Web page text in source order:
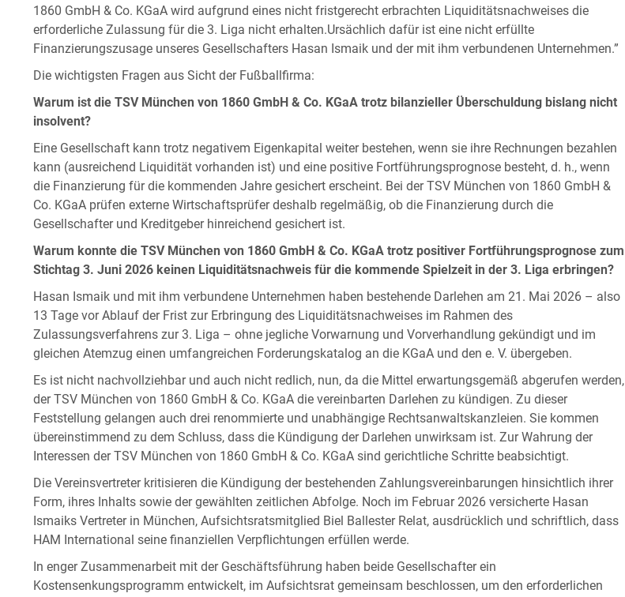
1860 GmbH & Co. KGaA wird aufgrund eines nicht fristgerecht erbrachten Liquiditätsnachweises die
erforderliche Zulassung für die 3. Liga nicht erhalten.Ursächlich dafür ist eine nicht erfüllte
Finanzierungszusage unseres Gesellschafters Hasan Ismaik und der mit ihm verbundenen Unternehmen.”
Die wichtigsten Fragen aus Sicht der Fußballfirma:
Warum ist die TSV München von 1860 GmbH & Co. KGaA trotz bilanzieller Überschuldung bislang nicht
insolvent?
Eine Gesellschaft kann trotz negativem Eigenkapital weiter bestehen, wenn sie ihre Rechnungen bezahlen
kann (ausreichend Liquidität vorhanden ist) und eine positive Fortführungsprognose besteht, d. h., wenn
die Finanzierung für die kommenden Jahre gesichert erscheint. Bei der TSV München von 1860 GmbH &
Co. KGaA prüfen externe Wirtschaftsprüfer deshalb regelmäßig, ob die Finanzierung durch die
Gesellschafter und Kreditgeber hinreichend gesichert ist.
Warum konnte die TSV München von 1860 GmbH & Co. KGaA trotz positiver Fortführungsprognose zum
Stichtag 3. Juni 2026 keinen Liquiditätsnachweis für die kommende Spielzeit in der 3. Liga erbringen?
Hasan Ismaik und mit ihm verbundene Unternehmen haben bestehende Darlehen am 21. Mai 2026 – also
13 Tage vor Ablauf der Frist zur Erbringung des Liquiditätsnachweises im Rahmen des
Zulassungsverfahrens zur 3. Liga – ohne jegliche Vorwarnung und Vorverhandlung gekündigt und im
gleichen Atemzug einen umfangreichen Forderungskatalog an die KGaA und den e. V. übergeben.
Es ist nicht nachvollziehbar und auch nicht redlich, nun, da die Mittel erwartungsgemäß abgerufen werden,
der TSV München von 1860 GmbH & Co. KGaA die vereinbarten Darlehen zu kündigen. Zu dieser
Feststellung gelangen auch drei renommierte und unabhängige Rechtsanwaltskanzleien. Sie kommen
übereinstimmend zu dem Schluss, dass die Kündigung der Darlehen unwirksam ist. Zur Wahrung der
Interessen der TSV München von 1860 GmbH & Co. KGaA sind gerichtliche Schritte beabsichtigt.
Die Vereinsvertreter kritisieren die Kündigung der bestehenden Zahlungsvereinbarungen hinsichtlich ihrer
Form, ihres Inhalts sowie der gewählten zeitlichen Abfolge. Noch im Februar 2026 versicherte Hasan
Ismaiks Vertreter in München, Aufsichtsratsmitglied Biel Ballester Relat, ausdrücklich und schriftlich, dass
HAM International seine finanziellen Verpflichtungen erfüllen werde.
In enger Zusammenarbeit mit der Geschäftsführung haben beide Gesellschafter ein
Kostensenkungsprogramm entwickelt, im Aufsichtsrat gemeinsam beschlossen, um den erforderlichen